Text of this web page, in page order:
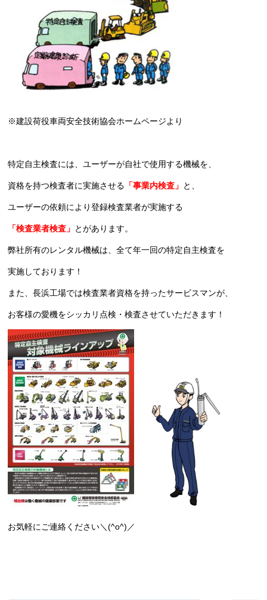
※建設荷役車両安全技術協会ホームページより
特定自主検査には、ユーザーが自社で使用する機械を、
資格を持つ検査者に実施させる 「事業内検査」 と、
ユーザーの依頼により登録検査業者が実施する
「検査業者検査」 とがあります。
弊社所有のレンタル機械は、全て年一回の特定自主検査を
実施しております！
また、長浜工場では検査業者資格を持ったサービスマンが、
お客様の愛機をシッカリ点検・検査させていただきます！
お気軽にご連絡ください＼(^o^)／